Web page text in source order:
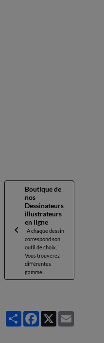
Boutique de
nos
Dessinateurs
illustrateurs
en ligne
A chaque dessin
correspond son
outil de choix.
Vous trouverez
différentes
gamme...
PartagerFacebook
X